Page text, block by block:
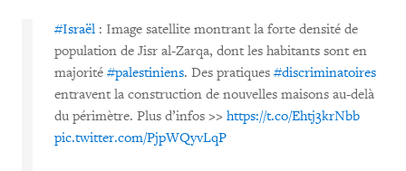
#Israël : Image satellite montrant la forte densité de
population de Jisr al-Zarqa, dont les habitants sont en
majorité #palestiniens. Des pratiques #discriminatoires
entravent la construction de nouvelles maisons au-delà
du périmètre. Plus d’infos >> https://t.co/Ehtj3krNbb
pic.twitter.com/PjpWQyvLqP